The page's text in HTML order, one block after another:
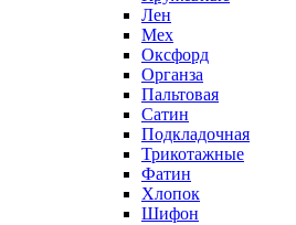
Лен
Мех
Оксфорд
Органза
Пальтовая
Сатин
Подкладочная
Трикотажные
Фатин
Хлопок
Шифон